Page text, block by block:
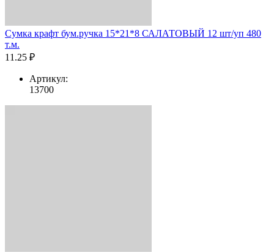
Сумка крафт бум.ручка 15*21*8 САЛАТОВЫЙ 12 шт/уп 480
т.м.
11.25 ₽
Артикул:
13700